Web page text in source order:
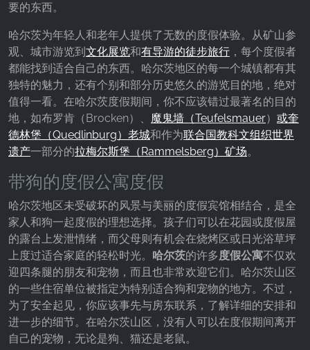
要的东西。
哈尔茨为年轻人和老年人提供了无数的度假体验。从矿山参
观、城市游览到文化展览和有导游的徒步旅行 ，每个度假者
都能找到适合自己的东西。哈尔茨地区的每一个城镇都有其
独特的魅力，还有个别和部分历史悠久的游览目的地，绝对
值得一看。在哈尔茨度假期间，你不应该错过最著名的目的
地，如布罗肯（Brocken）、 魔鬼墙（Teufelsmauer） 或奎
德林堡（Quedlinburg）老城和作为联合国教科文组织世界
遗产一部分的拉梅尔斯堡（Rammelsberg）矿场。
带狗的度假公寓度假
哈尔茨地区未受破坏的风景与美丽的度假宾馆相结合，是全
家人和狗一起度假的理想选择。孩子们可以在花园或度假屋
的露台上发泄情绪，而父母则有机会在烧烤区或日光浴草坪
上度过适合家庭的轻松时光。 哈尔茨的许多度假公寓不仅欢
迎四条腿的朋友和宠物，而且也非常欢迎它们。哈尔茨山区
的一些住宿单位被指定为特别适合狗和宠物的地方。不过，
为了安全起见，你应该事先与房东联系，了解详细的安排和
进一步的细节。在哈尔茨山区，没有人可以在度假期间离开
自己的宠物，无论是狗、猫还是老鼠。